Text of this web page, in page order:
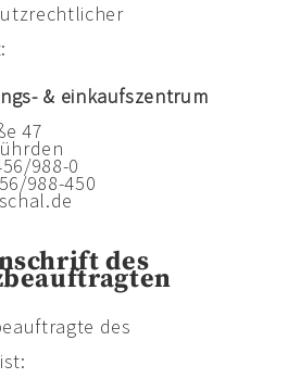
& einkaufszentrum
47
988-0
988-450
des
des